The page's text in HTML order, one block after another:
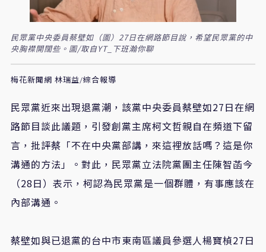
民眾黨中央委員蔡壁如（圖）27日在網路節目說，希望民眾黨的中
央胸襟開闊些。圖/取自YT_下班瀚你聊
梅花新聞網 林瑞益/綜合報導
民眾黨近來出現退黨潮，該黨中央委員蔡壁如27日在網
路節目談此議題，引發創黨主席柯文哲親自在頻道下留
言，批評蔡「不在中央黨部講，來這裡放話嗎？這是你
溝通的方法」。對此，民眾黨立法院黨團主任陳智菡今
（28日）表示，柯認為民眾黨是一個群體，有事應該在
內部溝通。
蔡壁如與已退黨的台中市東南區議員參選人楊寶楨27日